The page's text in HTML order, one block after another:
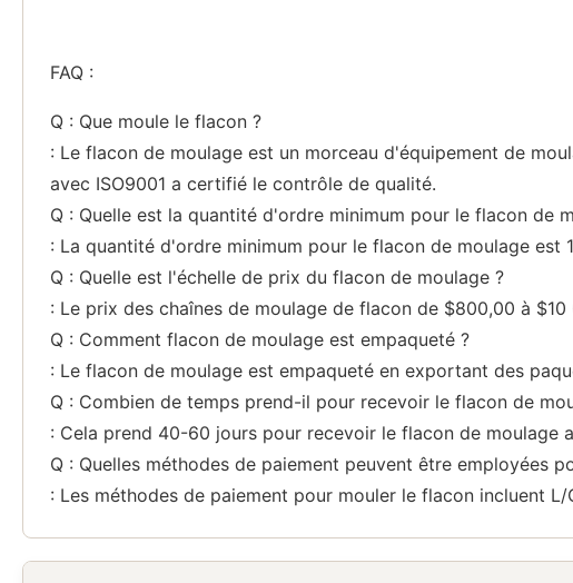
FAQ :
Q : Que moule le flacon ?
: Le flacon de moulage est un morceau d'équipement de
avec ISO9001 a certifié le contrôle de qualité.
Q : Quelle est la quantité d'ordre minimum pour le flacon de
: La quantité d'ordre minimum pour le flacon de moulage est
Q : Quelle est l'échelle de prix du flacon de moulage ?
: Le prix des chaînes de moulage de flacon de $800,00 à $10
Q : Comment flacon de moulage est empaqueté ?
: Le flacon de moulage est empaqueté en exportant des
Q : Combien de temps prend-il pour recevoir le flacon de
: Cela prend 40-60 jours pour recevoir le flacon de moulage
Q : Quelles méthodes de paiement peuvent être employées
: Les méthodes de paiement pour mouler le flacon incluent L/